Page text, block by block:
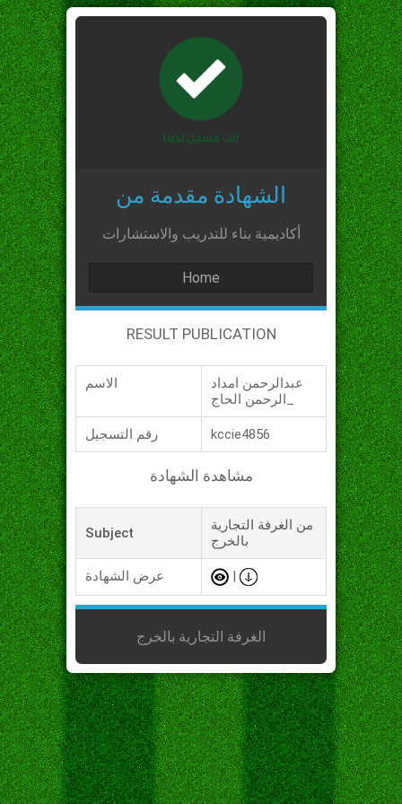
الشهادة مقدمة من
أكاديمية بناء للتدريب والاستشارات
Home
RESULT PUBLICATION
الاسم
عبدالرحمن امداد
رقم التسجيل kccie4856
مشاهدة الشهادة
Subject
من الغرفة التجارية
بالخرج
عرض الشهادة
الغرفة التجارية بالخرج